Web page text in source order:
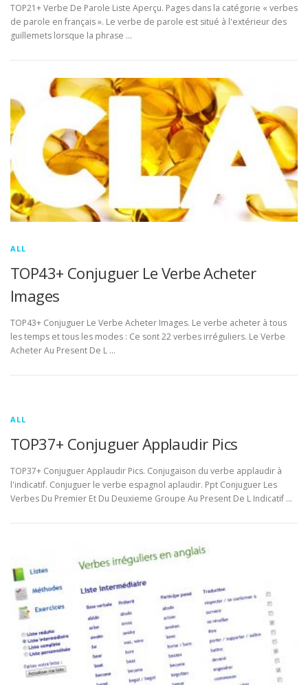
TOP21+ Verbe De Parole Liste Aperçu. Pages dans la catégorie « verbes
de parole en français ». Le verbe de parole est situé à l'extérieur des
guillemets lorsque la phrase …
ALL
TOP43+ Conjuguer Le Verbe Acheter
Images
TOP43+ Conjuguer Le Verbe Acheter Images. Le verbe acheter à tous
les temps et tous les modes : Ce sont 22 verbes irréguliers. Le Verbe
Acheter Au Present De L …
ALL
TOP37+ Conjuguer Applaudir Pics
TOP37+ Conjuguer Applaudir Pics. Conjugaison du verbe applaudir à
l'indicatif. Conjuguer le verbe espagnol aplaudir. Ppt Conjuguer Les
Verbes Du Premier Et Du Deuxieme Groupe Au Present De L Indicatif …